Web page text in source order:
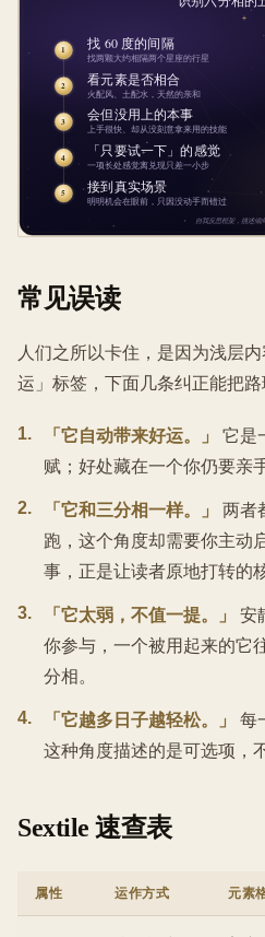
常见误读
人们之所以卡住，是因为浅层
运」标签，下面几条纠正能把路
1. 「它自动带来好运。」
它是
赋；好处藏在一个你仍要亲
2. 「它和三分相一样。」
两者
跑，这个角度却需要你主动
事，正是让读者原地打转的
3. 「它太弱，不值一提。」
安
你参与，一个被用起来的它
分相。
4. 「它越多日子越轻松。」
每
这种角度描述的是可选项，
Sextile 速查表
属性 运作方式 元素